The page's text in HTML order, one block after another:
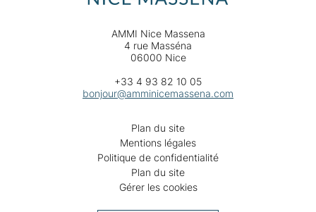
AMMI Nice Massena
4 rue Masséna
06000 Nice
+33 4 93 82 10 05
bonjour@amminicemassena.com
Plan du site
Mentions légales
Politique de confidentialité
Plan du site
Gérer les cookies